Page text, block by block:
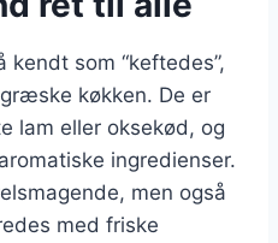
som “keftedes”,
køkken. De er
lam eller oksekød, og
ingredienser.
men også
med friske